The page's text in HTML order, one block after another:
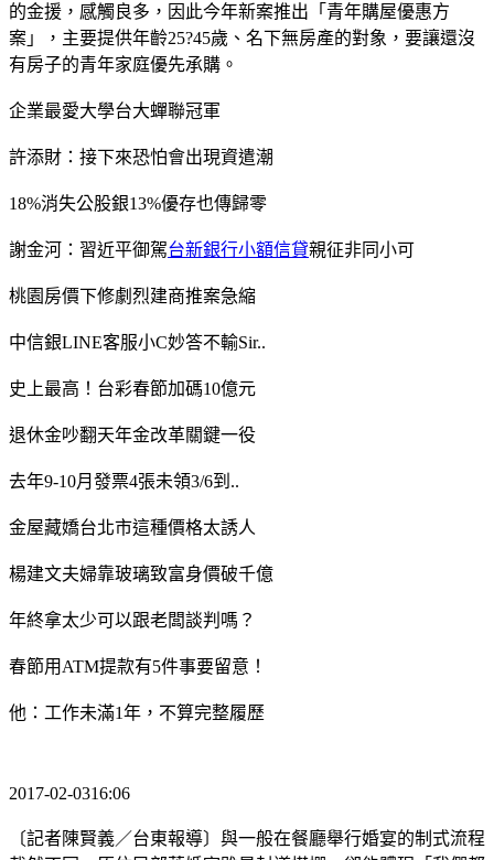
的金援，感觸良多，因此今年新案推出「青年購屋優惠方
案」，主要提供年齡25?45歲、名下無房產的對象，要讓還沒
有房子的青年家庭優先承購。
企業最愛大學台大蟬聯冠軍
許添財：接下來恐怕會出現資遣潮
18%消失公股銀13%優存也傳歸零
謝金河：習近平御駕台新銀行小額信貸親征非同小可
桃園房價下修劇烈建商推案急縮
中信銀LINE客服小C妙答不輸Sir..
史上最高！台彩春節加碼10億元
退休金吵翻天年金改革關鍵一役
去年9-10月發票4張未領3/6到..
金屋藏嬌台北市這種價格太誘人
楊建文夫婦靠玻璃致富身價破千億
年終拿太少可以跟老闆談判嗎？
春節用ATM提款有5件事要留意！
他：工作未滿1年，不算完整履歷
2017-02-0316:06
〔記者陳賢義／台東報導〕與一般在餐廳舉行婚宴的制式流程